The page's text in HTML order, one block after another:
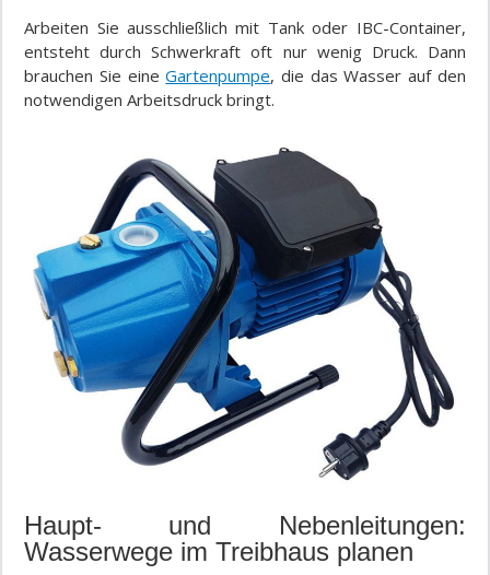
Arbeiten Sie ausschließlich mit Tank oder IBC-Container,
entsteht durch Schwerkraft oft nur wenig Druck. Dann
brauchen Sie eineGartenpumpe, die das Wasser auf den
notwendigen Arbeitsdruck bringt.
Haupt- und Nebenleitungen:
Wasserwege im Treibhaus planen